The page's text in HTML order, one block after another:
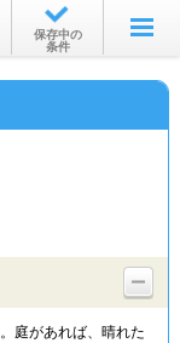
保存中の
条件
庭があれば、晴れた